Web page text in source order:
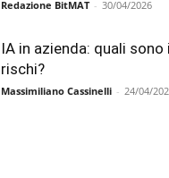
Redazione BitMAT - 30/04/2026
IA in azienda: quali sono i
rischi?
Massimiliano Cassinelli - 24/04/